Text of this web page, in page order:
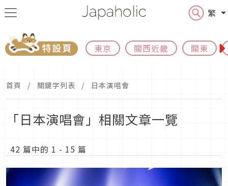
繁
東京 關西近畿 關東
首頁 關鍵字列表 日本演唱會
「日本演唱會」相關文章一覽
42 篇中的 1 - 15 篇